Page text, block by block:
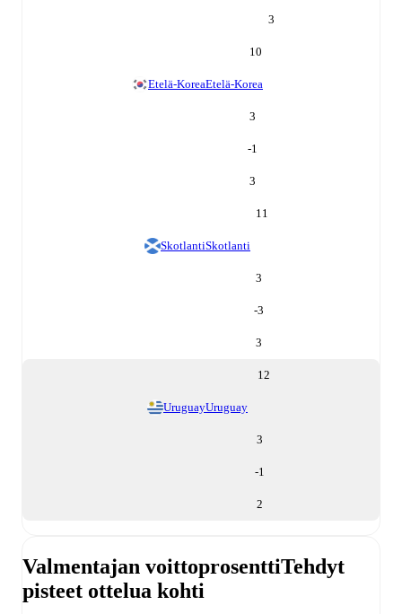
3
10
Etelä-KoreaEtelä-Korea
3
-1
3
11
SkotlantiSkotlanti
3
-3
3
12
UruguayUruguay
3
-1
2
Valmentajan voittoprosenttiTehdyt
pisteet ottelua kohti